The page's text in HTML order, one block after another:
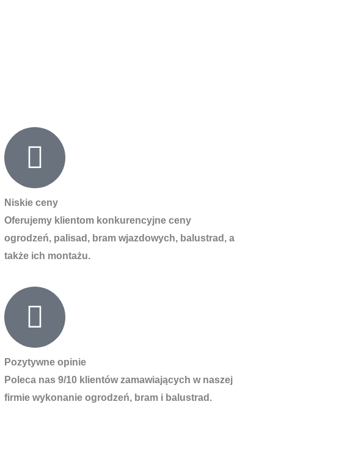
Niskie ceny
Oferujemy klientom konkurencyjne ceny
ogrodzeń, palisad, bram wjazdowych, balustrad, a
także ich montażu.
Pozytywne opinie
Poleca nas 9/10 klientów zamawiających w naszej
firmie wykonanie ogrodzeń, bram i balustrad.